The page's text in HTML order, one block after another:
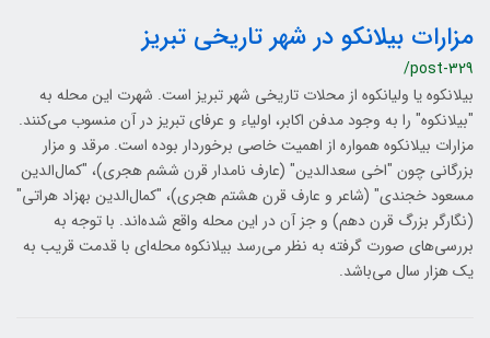
مزارات بیلانکو در شهر تاریخی تبریز
/post-329
بیلانکوه یا ولیانکوه از محلات تاریخی شهر تبریز است. شهرت این محله به
"بیلانکوه" را به وجود مدفن اکابر، اولیاء و عرفای تبریز در آن منسوب می‌کنند.
مزارات بیلانکوه همواره از اهمیت خاصی برخوردار بوده است. مرقد و مزار
بزرگانی چون "اخی سعدالدین" (عارف نامدار قرن ششم هجری)، "کمال‌الدین
مسعود خجندی" (شاعر و عارف قرن هشتم هجری)، "کمال‌الدین بهزاد هراتی"
(نگارگر بزرگ قرن دهم) و جز آن در این محله واقع شده‌اند. با توجه به
بررسی‌های صورت گرفته به نظر می‌رسد بیلانکوه محله‌ای با قدمت قریب به
یک هزار سال می‌باشد.